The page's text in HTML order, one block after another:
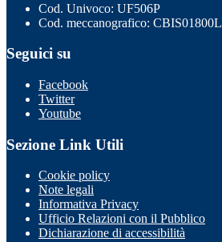
Cod. Univoco: UF506P
Cod. meccanografico: CBIS01800L
Seguici su
Facebook
Twitter
Youtube
Sezione Link Utili
Cookie policy
Note legali
Informativa Privacy
Ufficio Relazioni con il Pubblico
Dichiarazione di accessibilità